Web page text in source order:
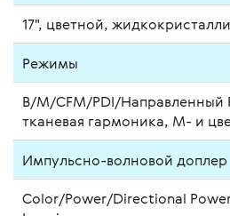
17", цветной,
Режимы
B/M/CFM/PDI/Направленный
тканевая гармоника, М- и
Импульсно-волновой доплер
Color/Power/Directional